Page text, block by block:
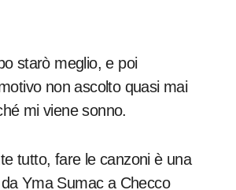
starò meglio, e poi
non ascolto quasi mai
mi viene sonno.
tutto, fare le canzoni è una
Yma Sumac a Checco